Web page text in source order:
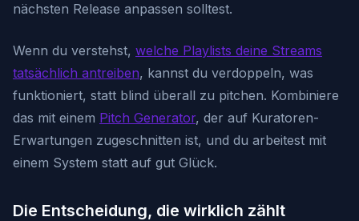
nächsten Release anpassen solltest.
Wenn du verstehst, welche Playlists deine Streams
tatsächlich antreiben, kannst du verdoppeln, was
funktioniert, statt blind überall zu pitchen. Kombiniere
das mit einem Pitch Generator, der auf Kuratoren-
Erwartungen zugeschnitten ist, und du arbeitest mit
einem System statt auf gut Glück.
Die Entscheidung, die wirklich zählt